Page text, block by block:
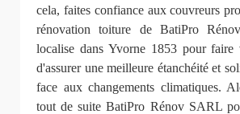
cela, faites confiance aux couvreurs
rénovation toiture de BatiPro
localise dans Yvorne 1853 pour faire
d'assurer une meilleure étanchéité et
face aux changements climatiques.
tout de suite BatiPro Rénov SARL